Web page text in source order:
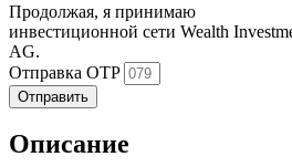
Продолжая, я принимаю
инвестиционной сети Wealth
AG.
Отправка OTP
Отправить
Описание